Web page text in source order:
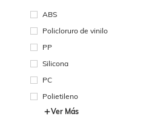
ABS
Policloruro de vinilo
PP
Silicona
PC
Polietileno
Ver Más